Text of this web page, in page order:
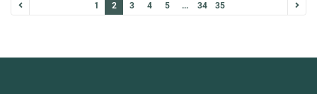
1 2 3 4 5 ... 34 35